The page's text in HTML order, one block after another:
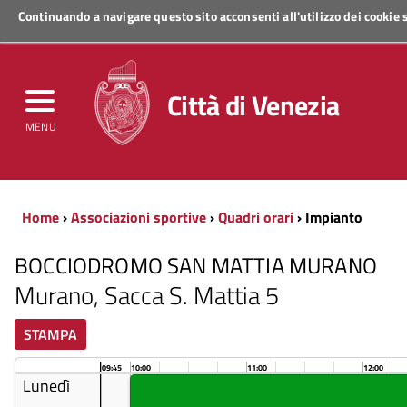
Continuando a navigare questo sito acconsenti all'utilizzo dei
MENU
Regione Veneto
Città di Venezia
Home›Associazioni sportive›Quadri orari› Impianto
BOCCIODROMO SAN MATTIA MURANO
Murano, Sacca S. Mattia 5
STAMPA
09:45 10:00 11:00 12:00
Lunedì